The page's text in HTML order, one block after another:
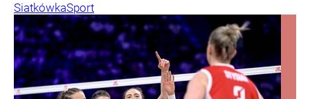
SiatkówkaSport